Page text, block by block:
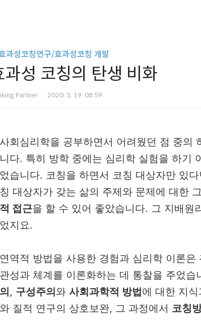
과성코칭연구/효과성코칭 개발
과성 코칭의 탄생 비화
Partner 2020. 3. 19. 08:59
회심리학을 공부하면서 어려웠던 점 중의
다. 특히 방학 중에는 심리학 실험을 하기
습니다. 코칭을 하면서 코칭 대상자만 있
대상자가 갖는 삶의 주제와 문제에 대한
접근을 할 수 있어 좋았습니다. 그 지배원
지요.
역적 방법을 사용한 경험과 심리학 이론
성과 체계를 이론화하는 데 통찰을 주었습
, 구성주의와 사회과학적 방법에 대한 지
질적 연구의 상호보완, 그 과정에서 코칭